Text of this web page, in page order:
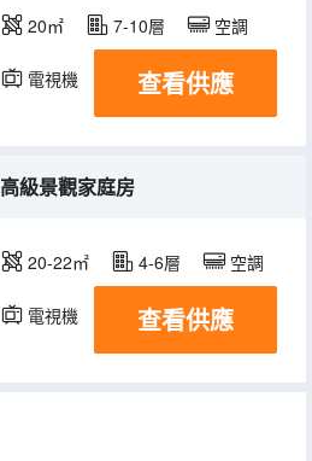
20㎡ 7-10層 空調
電視機 查看供應
高級景觀家庭房
20-22㎡ 4-6層 空調
電視機 查看供應